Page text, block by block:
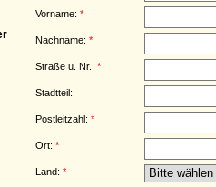
Vorname: *
Nachname: *
Straße u. Nr.: *
Stadtteil:
Postleitzahl: *
Ort: *
Land: *